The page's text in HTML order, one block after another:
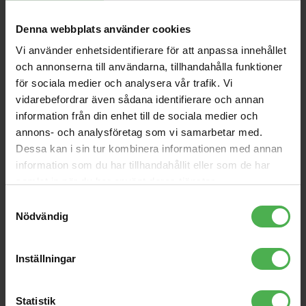
Denna webbplats använder cookies
Vi använder enhetsidentifierare för att anpassa innehållet
och annonserna till användarna, tillhandahålla funktioner
för sociala medier och analysera vår trafik. Vi
vidarebefordrar även sådana identifierare och annan
information från din enhet till de sociala medier och
annons- och analysföretag som vi samarbetar med.
Dessa kan i sin tur kombinera informationen med annan
information som du har tillhandahållit eller som de har
Nödvändig
Inställningar
Statistik
Mounting Bracket
Lake People monteringsfäste,
par, passar G103, G105, G108,
979 kr
store local_shipping
Mounting Plate
Lake People monteringsplatta
passar G103, G105, G108, G111
MER INFO